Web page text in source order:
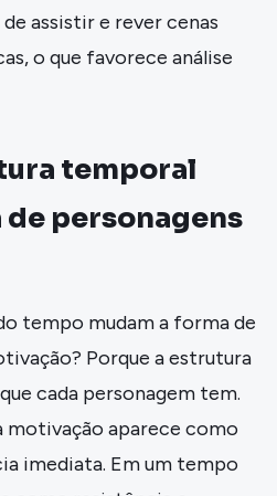
assistir e rever cenas
o que favorece análise
temporal
personagens
tempo mudam a forma de
Porque a estrutura
cada personagem tem.
motivação aparece como
imediata. Em um tempo